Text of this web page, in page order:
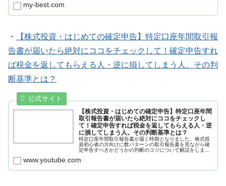
my-best.com
・
【株式投資・はじめての確定申告】特定口座年間取引報
告書が届いたら絶対にココをチェックして！確定申告すれ
ば税金を返してもらえる人・逆に損してしまう人。その判
断基準とは？
【株式投資・はじめての確定申告】特定口座年間
取引報告書が届いたら絶対にココをチェックし
て！確定申告すれば税金を返してもらえる人・逆
に損してしまう人。その判断基準とは？
特定口座年間取引報告書が届く時期となりました。株式投
資初心者の方向けに数パターンの取引報告書を見ながら確
定申告すべきかどうかの判断のコツについて解説をしまし
ます。☆フリーランス・個人事業...
www.youtube.com